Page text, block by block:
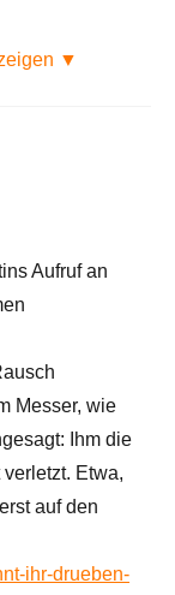
▼
Aufruf an
Messer, wie
Ihm die
Etwa,
auf den
ihr-drueben-